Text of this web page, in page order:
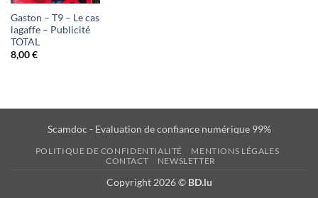
Gaston – T9 – Le cas
lagaffe – Publicité
TOTAL
8,00€
Scamdoc - Evaluation de confiance numérique 99%
POLITIQUE DE CONFIDENTIALITÉ
MENTIONS LÉGALES
CONTACT
NEWSLETTER
Copyright 2026 © BD.lu